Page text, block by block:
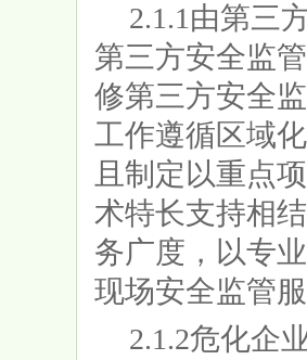
2.1.1由第三
第三方安全监
修第三方安全
工作遵循区域
且制定以重点
术特长支持相
务广度，以专
现场安全监管
2.1.2危化企